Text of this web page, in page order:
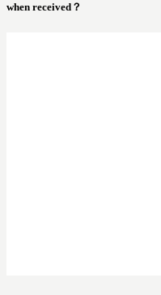
when received？